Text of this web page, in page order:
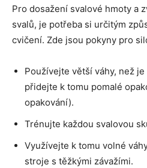
Pro dosažení svalové hmoty a
svalů, je potřeba si určitým
cvičení. Zde jsou pokyny pro
Používejte větší váhy, než
přidejte k tomu pomalé
opakování).
Trénujte každou svalovou
Využívejte k tomu volné
stroje s těžkými závažími.